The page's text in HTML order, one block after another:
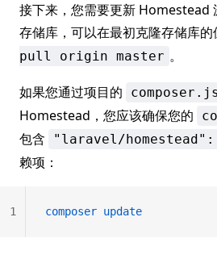
接下来，您需要更新 Homestead
存储库，可以在最初克隆存储库
pull origin master 。
如果您通过项目的
Homestead，您应该确保您的
包含
"laravel/
赖项：
composer update
1